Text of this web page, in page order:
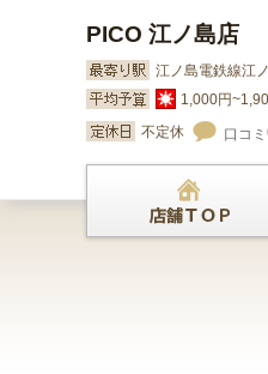
PICO 江ノ島店
江ノ島電鉄線江
1,000円
不定休
口コミ